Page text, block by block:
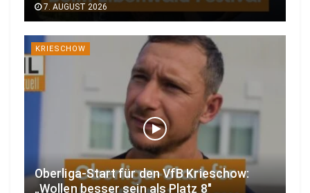
7. AUGUST 2026
KRIESCHOW
Oberliga-Start für den VfB Krieschow:
„Wollen besser sein als Platz 8″